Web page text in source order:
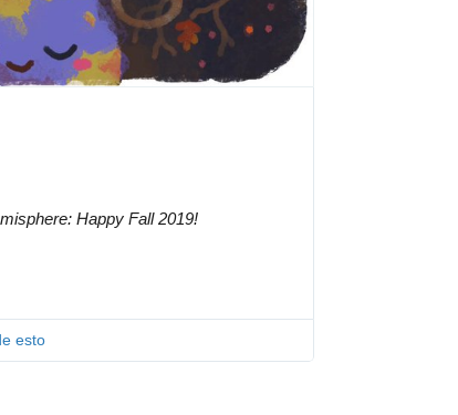
This just in in the Southern Hemisphere: Happy Fall 2019!
esto